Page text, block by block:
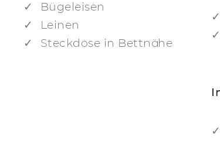
Bügeleisen
Leinen
Steckdose in Bettnähe